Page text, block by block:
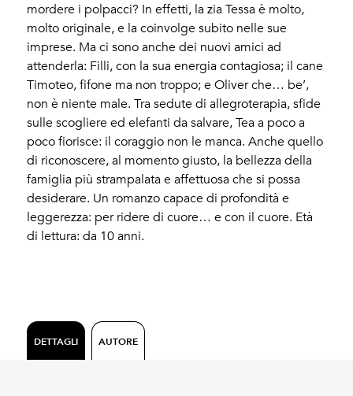
mordere i polpacci? In effetti, la zia Tessa è molto,
molto originale, e la coinvolge subito nelle sue
imprese. Ma ci sono anche dei nuovi amici ad
attenderla: Filli, con la sua energia contagiosa; il cane
Timoteo, fifone ma non troppo; e Oliver che… be’,
non è niente male. Tra sedute di allegroterapia, sfide
sulle scogliere ed elefanti da salvare, Tea a poco a
poco fiorisce: il coraggio non le manca. Anche quello
di riconoscere, al momento giusto, la bellezza della
famiglia più strampalata e affettuosa che si possa
desiderare. Un romanzo capace di profondità e
leggerezza: per ridere di cuore… e con il cuore. Età
di lettura: da 10 anni.
DETTAGLI AUTORE